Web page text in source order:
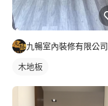
九暢室內裝修有限公司
木地板